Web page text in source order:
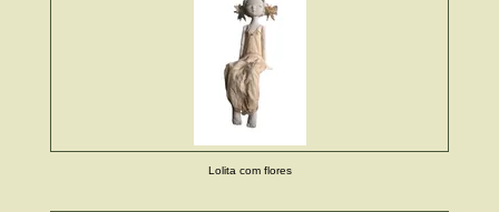
Lolita com flores